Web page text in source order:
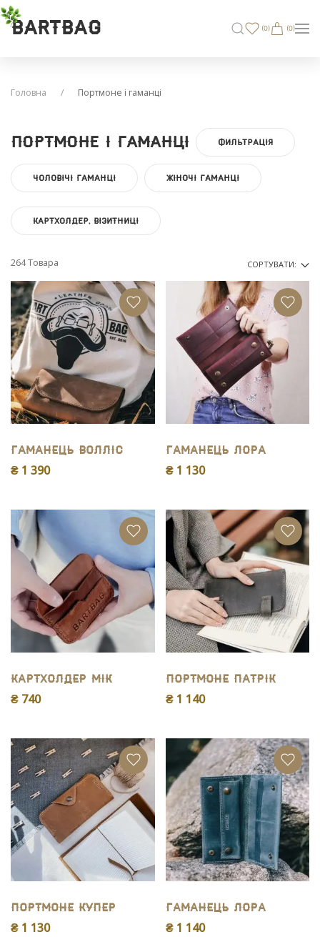
BARTBAG (0) (0)
Головна Портмоне і гаманці
Портмоне і гаманці ФИЛЬТРАЦІЯ
ЧОЛОВІЧІ ГАМАНЦІ ЖІНОЧІ ГАМАНЦІ
КАРТХОЛДЕР, ВІЗИТНИЦІ
264 Товара СОРТУВАТИ:
Гаманець Волліс
₴ 1 390
Гаманець Лора
₴ 1 130
Картхолдер Мік
₴ 740
Портмоне Патpiк
₴ 1 140
Портмоне Купер
₴ 1 130
Гаманець Лора
₴ 1 140